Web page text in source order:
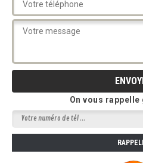
On vous